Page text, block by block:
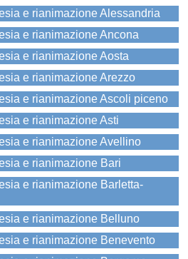
e rianimazione Alessandria
e rianimazione Ancona
e rianimazione Aosta
e rianimazione Arezzo
e rianimazione Ascoli piceno
e rianimazione Asti
e rianimazione Avellino
e rianimazione Bari
e rianimazione Barletta-
e rianimazione Belluno
e rianimazione Benevento